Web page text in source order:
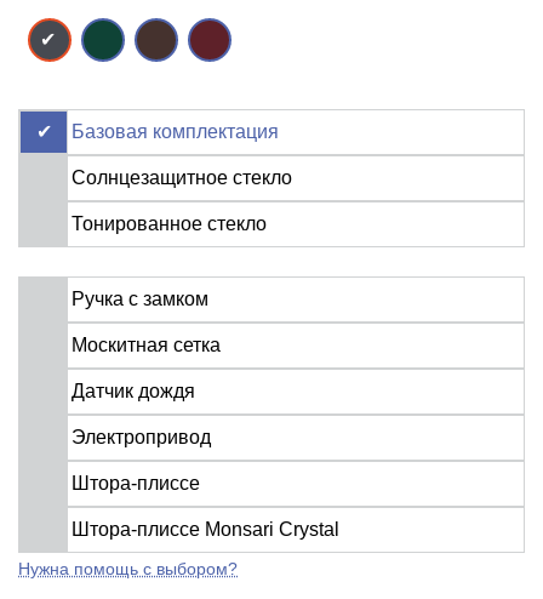
Базовая комплектация
Солнцезащитное стекло
Тонированное стекло
Ручка с замком
Москитная сетка
Датчик дождя
Электропривод
Штора-плиссе
Штора-плиссе Monsari Crystal
Нужна помощь с выбором?